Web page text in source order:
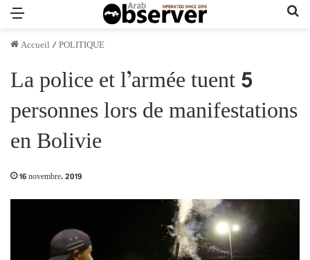
Accueil /POLITIQUE
La police et l’armée tuent 5
personnes lors de manifestations
en Bolivie
16 novembre، 2019